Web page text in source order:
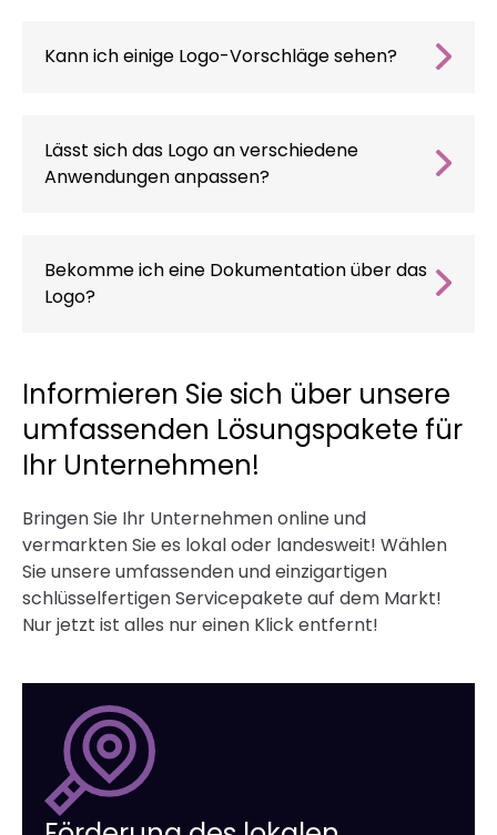
Zufriedenheit, die Anpassung des Logos an
verschiedene Medien und die Übergabe von
Kann ich einige Logo-Vorschläge sehen?
werden.
Lässt sich das Logo an verschiedene
Anwendungen anpassen?
einschließlich online, auf Drucksachen und
anderen Medien.
Bekomme ich eine Dokumentation über das
Logo?
der Typografie und der Regeln für die
Verwendung des Logos.
Informieren Sie sich über unsere
umfassenden Lösungspakete für
Ihr Unternehmen!
Bringen Sie Ihr Unternehmen online und
vermarkten Sie es lokal oder landesweit! Wählen
Sie unsere umfassenden und einzigartigen
schlüsselfertigen Servicepakete auf dem Markt!
Nur jetzt ist alles nur einen Klick entfernt!